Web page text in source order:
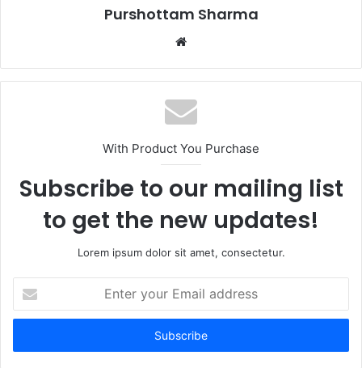
Purshottam Sharma
b
s
i
e
With Product You Purchase
Subscribe to our mailing list
to get the new updates!
Lorem ipsum dolor sit amet, consectetur.
t
r